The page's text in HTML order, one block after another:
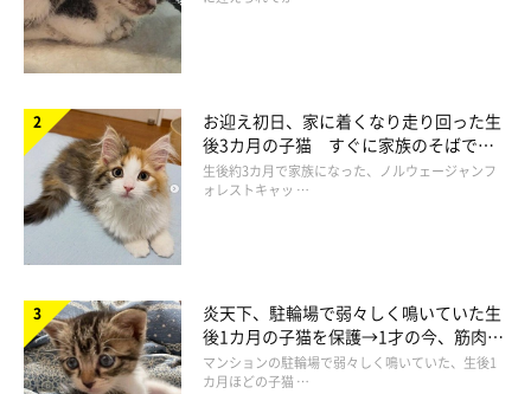
お迎え初日、家に着くなり走り回った生
後3カ月の子猫 すぐに家族のそばで落
ち着く姿に「迎えてよかった」
生後約3カ月で家族になった、ノルウェージャンフ
ォレストキャッ …
炎天下、駐輪場で弱々しく鳴いていた生
後1カ月の子猫を保護→1才の今、筋肉質
でツンデレなコに成長
マンションの駐輪場で弱々しく鳴いていた、生後1
カ月ほどの子猫 …